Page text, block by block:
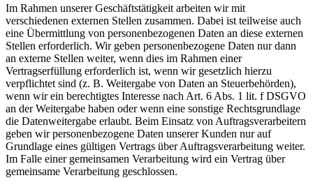
Im Rahmen unserer Geschäftstätigkeit arbeiten wir mit
verschiedenen externen Stellen zusammen. Dabei ist teilweise auch
eine Übermittlung von personenbezogenen Daten an diese externen
Stellen erforderlich. Wir geben personenbezogene Daten nur dann
an externe Stellen weiter, wenn dies im Rahmen einer
Vertragserfüllung erforderlich ist, wenn wir gesetzlich hierzu
verpflichtet sind (z. B. Weitergabe von Daten an Steuerbehörden),
wenn wir ein berechtigtes Interesse nach Art. 6 Abs. 1 lit. f DSGVO
an der Weitergabe haben oder wenn eine sonstige Rechtsgrundlage
die Datenweitergabe erlaubt. Beim Einsatz von Auftragsverarbeitern
geben wir personenbezogene Daten unserer Kunden nur auf
Grundlage eines gültigen Vertrags über Auftragsverarbeitung weiter.
Im Falle einer gemeinsamen Verarbeitung wird ein Vertrag über
gemeinsame Verarbeitung geschlossen.